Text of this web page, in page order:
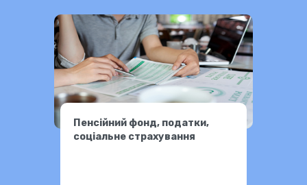
Пенсійний фонд, податки,
соціальне страхування